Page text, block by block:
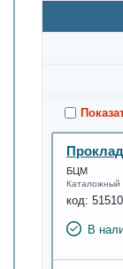
БЦМ
Каталожный
код: 51510
В